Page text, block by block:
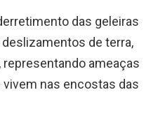
das geleiras
de terra,
ameaças
nas encostas das